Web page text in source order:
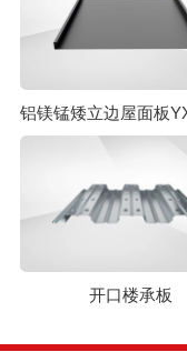
开口楼承板